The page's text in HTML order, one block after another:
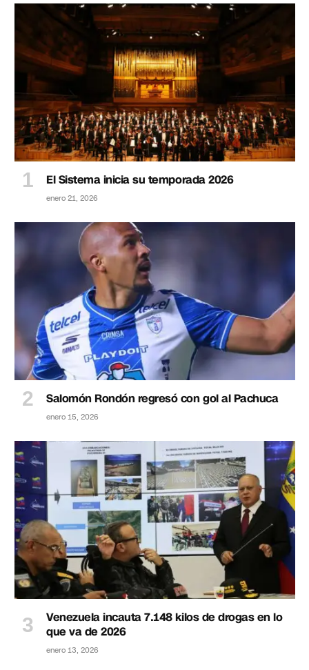
El Sistema inicia su temporada 2026
enero 21, 2026
Salomón Rondón regresó con gol al Pachuca
enero 15, 2026
Venezuela incauta 7.148 kilos de drogas en lo
que va de 2026
enero 13, 2026